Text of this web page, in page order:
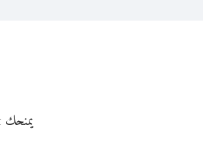
يمنحك Viber Out المزيد من وقت المكالمة مقابل تكلفة أقل من المال. اختر من أحد خيارات الاتصال المرنة ذات السعر المنخفض: